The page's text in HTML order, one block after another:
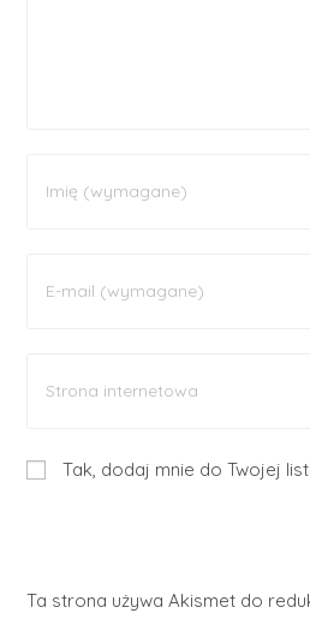
Tak, dodaj mnie do Twojej
Ta strona używa Akismet do